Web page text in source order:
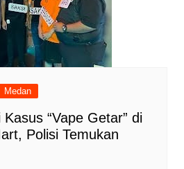
Medan
“Vape Getar” di
Polisi Temukan